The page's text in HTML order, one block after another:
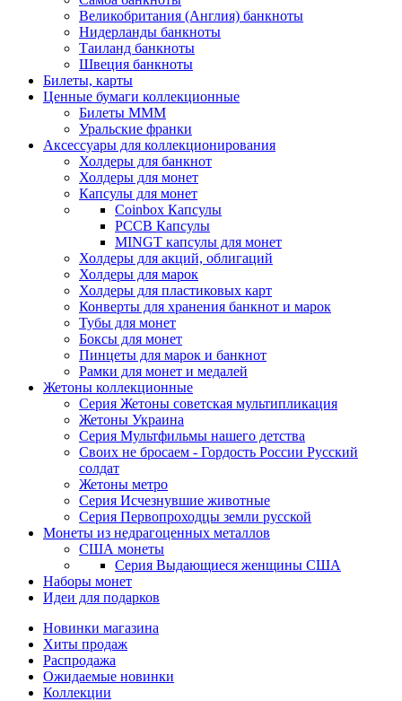
Великобритания (Англия) банкноты
Нидерланды банкноты
Таиланд банкноты
Швеция банкноты
Билеты, карты
Ценные бумаги коллекционные
Билеты МММ
Уральские франки
Аксессуары для коллекционирования
Холдеры для банкнот
Холдеры для монет
Капсулы для монет
Coinbox Капсулы
РССВ Капсулы
MINGT капсулы для монет
Холдеры для акций, облигаций
Холдеры для марок
Холдеры для пластиковых карт
Конверты для хранения банкнот и марок
Тубы для монет
Боксы для монет
Пинцеты для марок и банкнот
Рамки для монет и медалей
Жетоны коллекционные
Серия Жетоны советская мультипликация
Жетоны Украина
Серия Мультфильмы нашего детства
Своих не бросаем - Гордость России Русский
солдат
Жетоны метро
Серия Исчезнувшие животные
Серия Первопроходцы земли русской
Монеты из недрагоценных металлов
США монеты
Серия Выдающиеся женщины США
Наборы монет
Идеи для подарков
Новинки магазина
Хиты продаж
Распродажа
Ожидаемые новинки
Коллекции